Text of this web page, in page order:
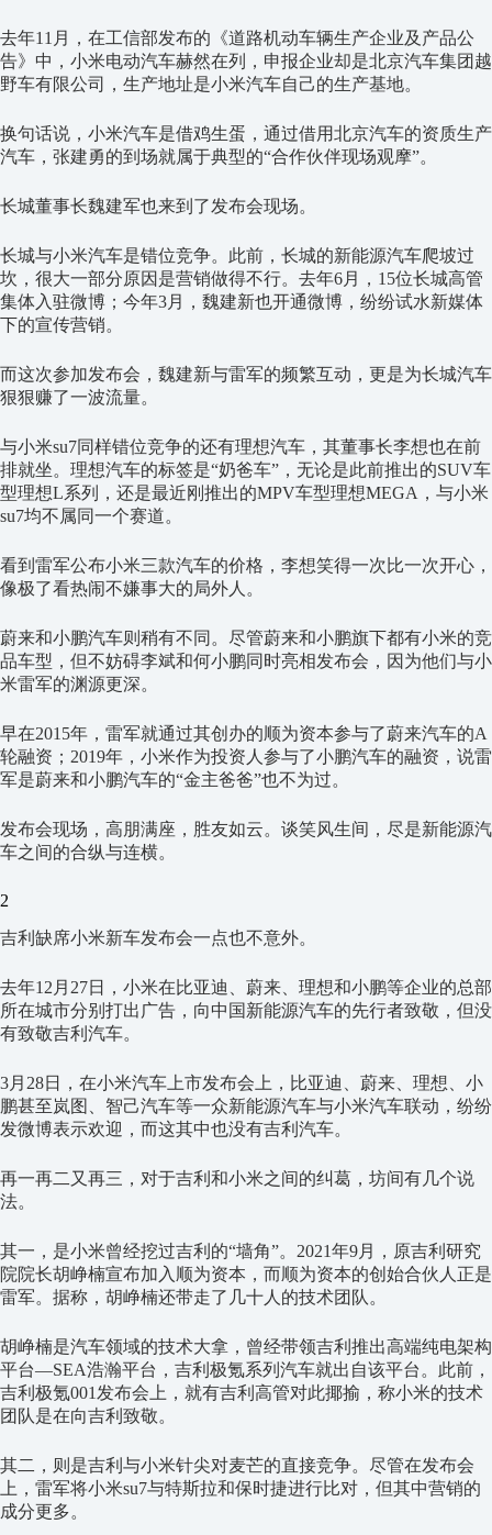
去年11月，在工信部发布的《道路机动车辆生产企业及产品公
告》中，小米电动汽车赫然在列，申报企业却是北京汽车集团越
野车有限公司，生产地址是小米汽车自己的生产基地。
换句话说，小米汽车是借鸡生蛋，通过借用北京汽车的资质生产
汽车，张建勇的到场就属于典型的“合作伙伴现场观摩”。
长城董事长魏建军也来到了发布会现场。
长城与小米汽车是错位竞争。此前，长城的新能源汽车爬坡过
坎，很大一部分原因是营销做得不行。去年6月，15位长城高管
集体入驻微博；今年3月，魏建新也开通微博，纷纷试水新媒体
下的宣传营销。
而这次参加发布会，魏建新与雷军的频繁互动，更是为长城汽车
狠狠赚了一波流量。
与小米su7同样错位竞争的还有理想汽车，其董事长李想也在前
排就坐。理想汽车的标签是“奶爸车”，无论是此前推出的SUV车
型理想L系列，还是最近刚推出的MPV车型理想MEGA，与小米
su7均不属同一个赛道。
看到雷军公布小米三款汽车的价格，李想笑得一次比一次开心，
像极了看热闹不嫌事大的局外人。
蔚来和小鹏汽车则稍有不同。尽管蔚来和小鹏旗下都有小米的竞
品车型，但不妨碍李斌和何小鹏同时亮相发布会，因为他们与小
米雷军的渊源更深。
早在2015年，雷军就通过其创办的顺为资本参与了蔚来汽车的A
轮融资；2019年，小米作为投资人参与了小鹏汽车的融资，说雷
军是蔚来和小鹏汽车的“金主爸爸”也不为过。
发布会现场，高朋满座，胜友如云。谈笑风生间，尽是新能源汽
车之间的合纵与连横。
2
吉利缺席小米新车发布会一点也不意外。
去年12月27日，小米在比亚迪、蔚来、理想和小鹏等企业的总部
所在城市分别打出广告，向中国新能源汽车的先行者致敬，但没
有致敬吉利汽车。
3月28日，在小米汽车上市发布会上，比亚迪、蔚来、理想、小
鹏甚至岚图、智己汽车等一众新能源汽车与小米汽车联动，纷纷
发微博表示欢迎，而这其中也没有吉利汽车。
再一再二又再三，对于吉利和小米之间的纠葛，坊间有几个说
法。
其一，是小米曾经挖过吉利的“墙角”。2021年9月，原吉利研究
院院长胡峥楠宣布加入顺为资本，而顺为资本的创始合伙人正是
雷军。据称，胡峥楠还带走了几十人的技术团队。
胡峥楠是汽车领域的技术大拿，曾经带领吉利推出高端纯电架构
平台—SEA浩瀚平台，吉利极氪系列汽车就出自该平台。此前，
吉利极氪001发布会上，就有吉利高管对此揶揄，称小米的技术
团队是在向吉利致敬。
其二，则是吉利与小米针尖对麦芒的直接竞争。尽管在发布会
上，雷军将小米su7与特斯拉和保时捷进行比对，但其中营销的
成分更多。